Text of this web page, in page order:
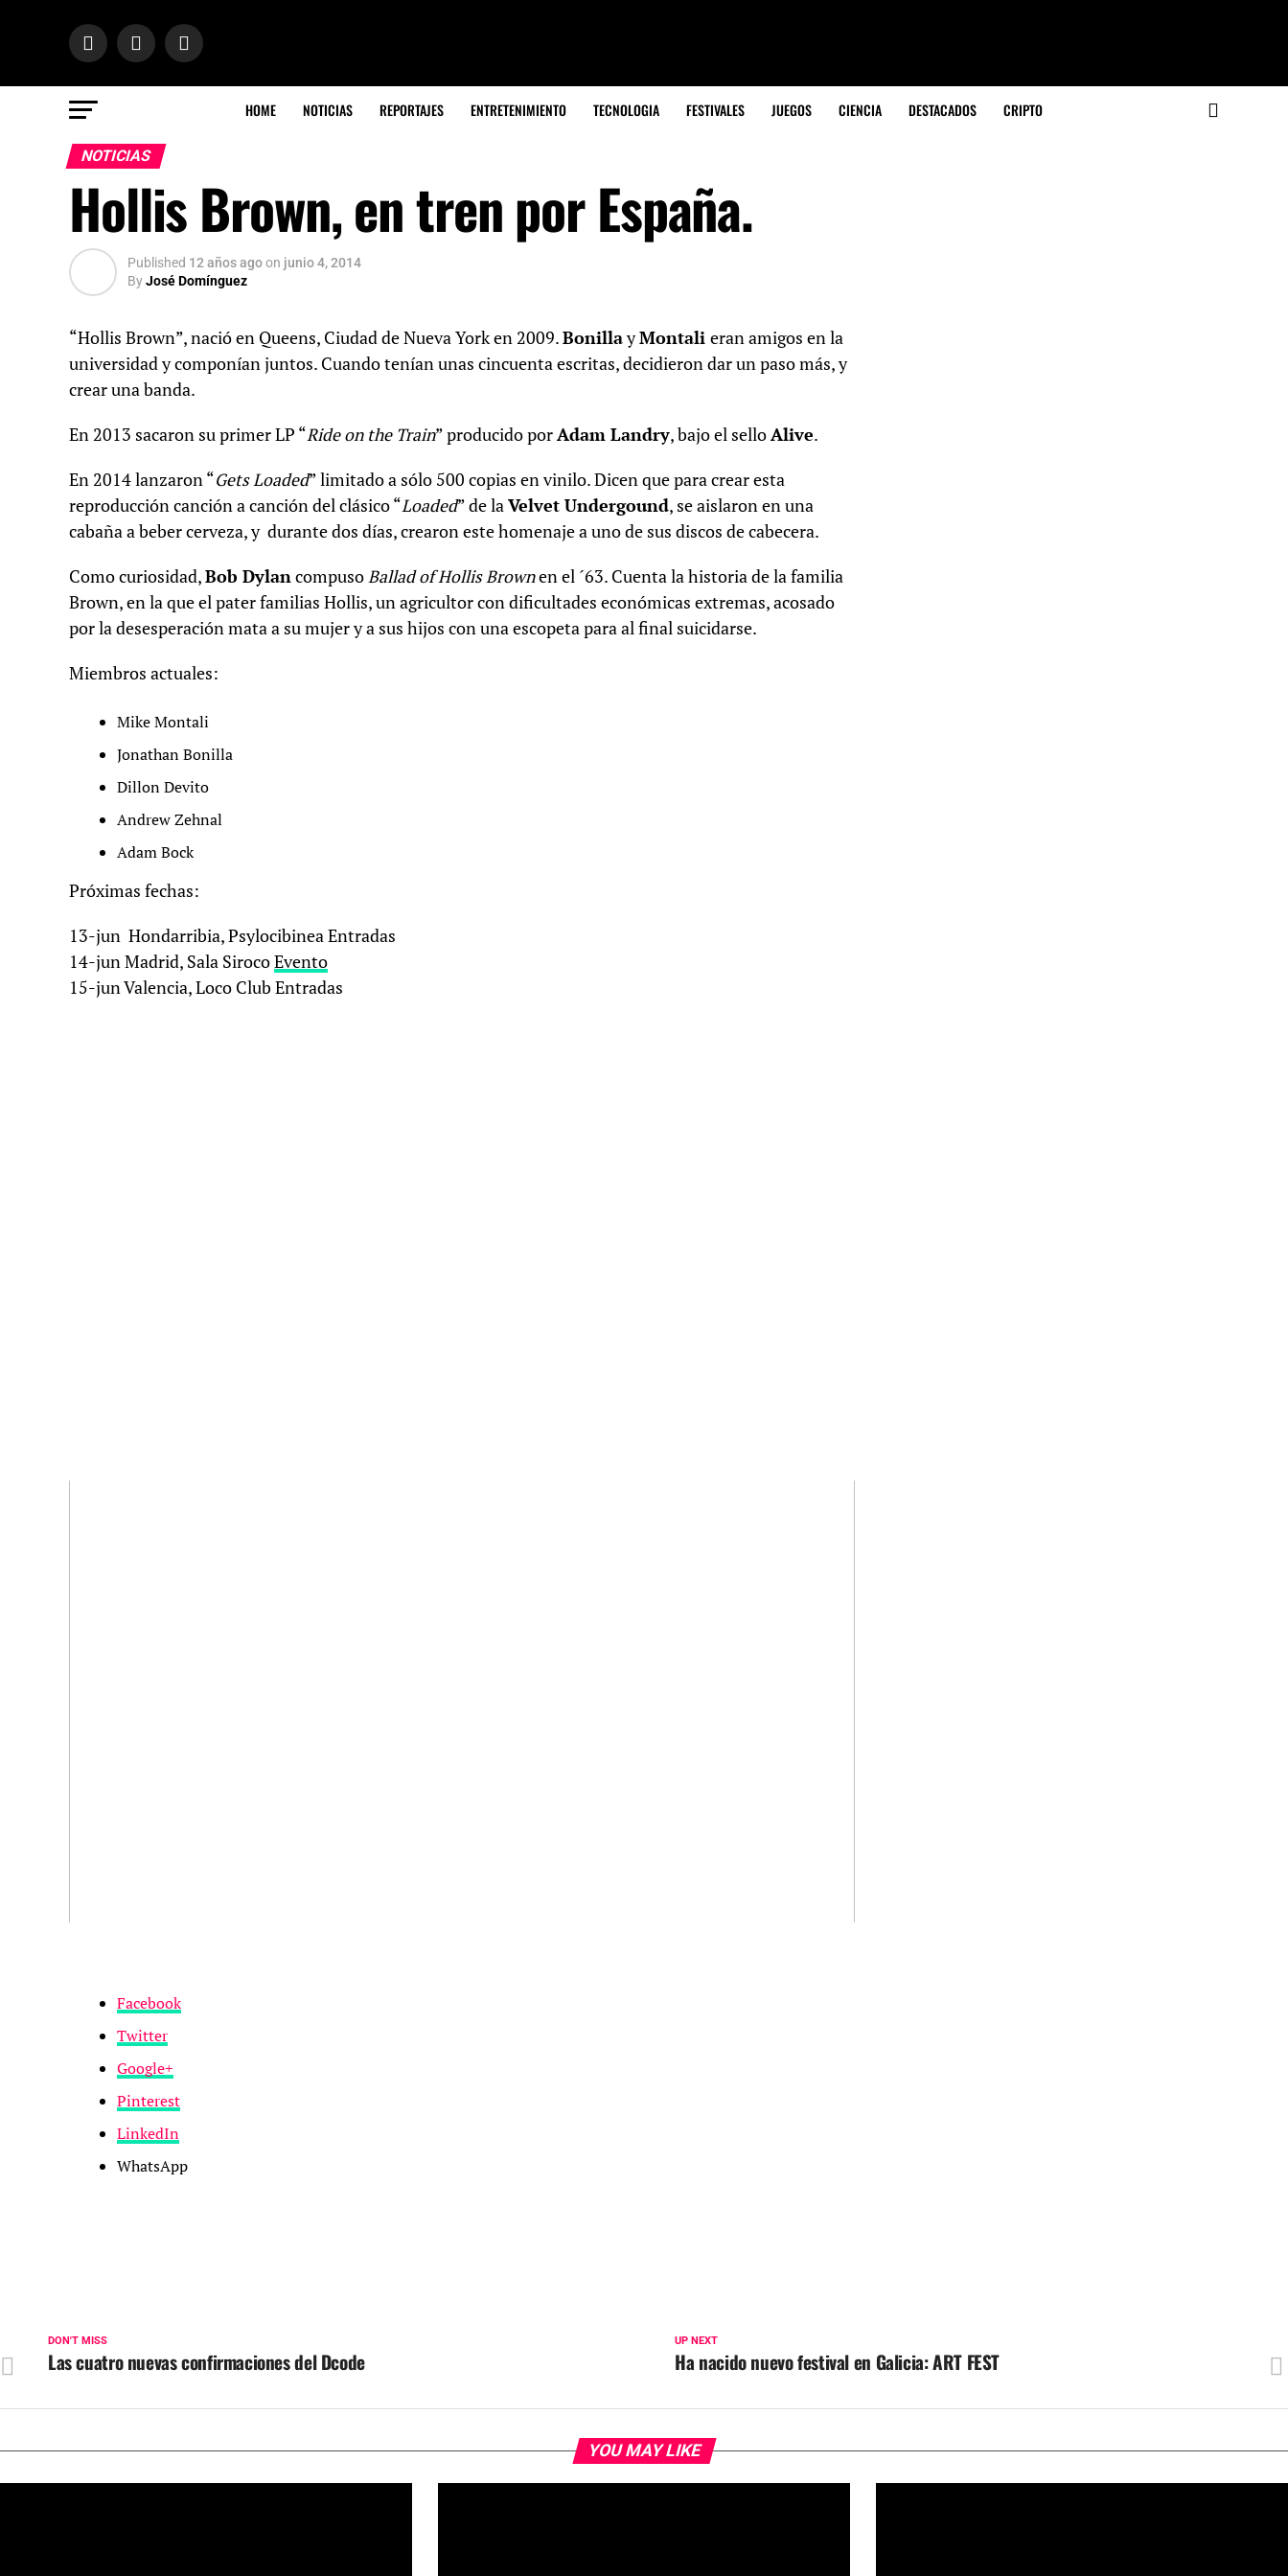
HOME NOTICIAS REPORTAJES ENTRETENIMIENTO TECNOLOGIA FESTIVALES JUEGOS CIENCIA DESTACADOS CRIPTO
NOTICIAS
Hollis Brown, en tren por España.
Published 12 años agoon junio 4, 2014
ByJosé Domínguez
“Hollis Brown”, nació en Queens, Ciudad de Nueva York en 2009.BonillayMontali eran amigos en la
universidad y componían juntos. Cuando tenían unas cincuenta escritas, decidieron dar un paso más, y
crear una banda.
En 2013 sacaron su primer LP “Ride on the Train” producido porAdam Landry, bajo el selloAlive.
En 2014 lanzaron “Gets Loaded” limitado a sólo 500 copias en vinilo. Dicen que para crear esta
reproducción canción a canción del clásico “Loaded” de laVelvet Undergound, se aislaron en una
cabaña a beber cerveza, y durante dos días, crearon este homenaje a uno de sus discos de cabecera.
Como curiosidad,Bob DylancompusoBallad of Hollis Brownen el ´63. Cuenta la historia de la familia
Brown, en la que el pater familias Hollis, un agricultor con dificultades económicas extremas, acosado
por la desesperación mata a su mujer y a sus hijos con una escopeta para al final suicidarse.
Miembros actuales:
Mike Montali
Jonathan Bonilla
Dillon Devito
Andrew Zehnal
Adam Bock
Próximas fechas:
13-jun Hondarribia, Psylocibinea Entradas
14-jun Madrid, Sala SirocoEvento
15-jun Valencia, Loco Club Entradas
Facebook
Twitter
Google+
Pinterest
LinkedIn
WhatsApp
UP NEXT
Ha nacido nuevo festival en Galicia: ART FEST
DON'T MISS
Las cuatro nuevas confirmaciones del Dcode
YOU MAY LIKE